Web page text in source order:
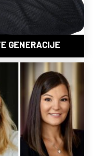
GENERACIJE